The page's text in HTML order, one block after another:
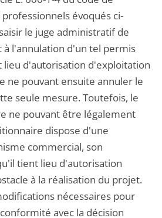
évoqués ci-
le juge administratif de
à l'annulation d'un tel permis
d'autorisation d'exploitation
ne pouvant ensuite annuler le
seule mesure. Toutefois, le
ne pouvant être légalement
dispose d'une
commercial, son
tient lieu d'autorisation
à la réalisation du projet.
nécessaires pour
avec la décision